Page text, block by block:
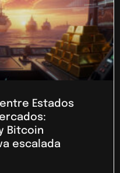
Estados
Bitcoin
escalada